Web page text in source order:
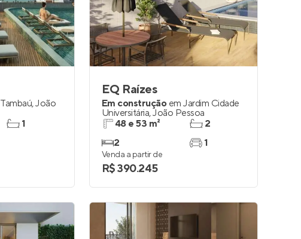
Tambaú,João
1
EQ Raízes
Em construção em Jardim Cidade
Universitária,João Pessoa
48 e 53 m²
2
2
1
Venda a partir de
R$ 390.245